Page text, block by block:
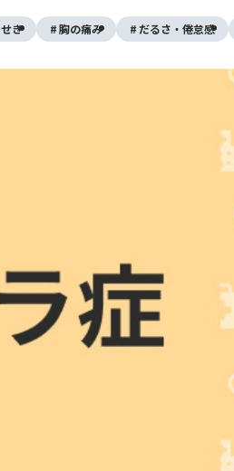
せき 胸の痛み だるさ・倦怠感